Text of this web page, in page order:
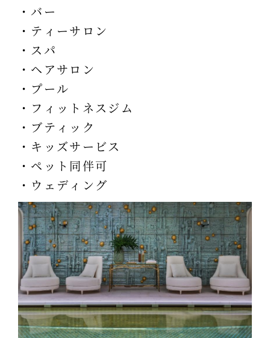
・バー
・ティーサロン
・スパ
・ヘアサロン
・プール
・フィットネスジム
・ブティック
・キッズサービス
・ペット同伴可
・ウェディング